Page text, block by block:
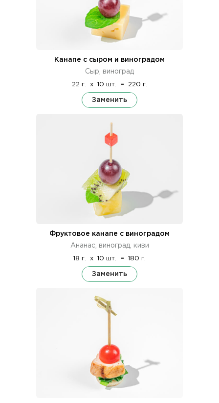
Канапе с сыром и виноградом
Сыр, виноград
22 г. x 10 шт. = 220 г.
Заменить
Фруктовое канапе с виноградом
Ананас, виноград, киви
18 г. x 10 шт. = 180 г.
Заменить